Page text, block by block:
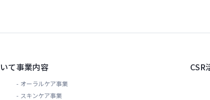
て事業内容
オーラルケア事業
スキンケア事業
CSR